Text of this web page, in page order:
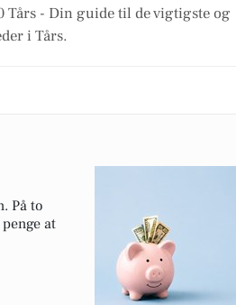
Tårs - Din guide til de vigtigste og
i Tårs.
På to
at